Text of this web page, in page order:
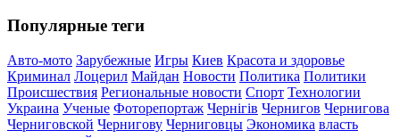
Популярные теги
Авто-мото Зарубежные Игры Киев Красота и здоровье
Криминал Лоцерил Майдан Новости Политика Политики
Происшествия Региональные новости Спорт Технологии
Украина Ученые Фоторепортаж Чернігів Чернигов Чернигова
Черниговской Чернигову Черниговцы Экономика власть